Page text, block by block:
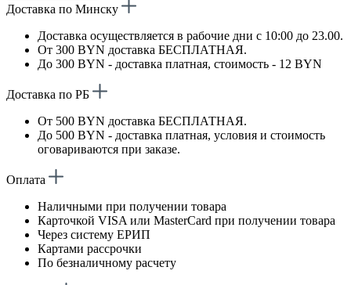
Доставка по Минску
Доставка осуществляется в рабочие дни с 10:00 до 23.00.
От 300 BYN доставка БЕСПЛАТНАЯ.
До 300 BYN - доставка платная, стоимость - 12 BYN
Доставка по РБ
От 500 BYN доставка БЕСПЛАТНАЯ.
До 500 BYN - доставка платная, условия и стоимость
оговариваются при заказе.
Оплата
Наличными при получении товара
Карточкой VISA или MasterCard при получении товара
Через систему ЕРИП
Картами рассрочки
По безналичному расчету